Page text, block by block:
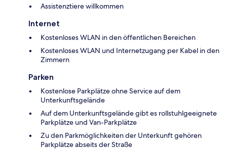
Assistenztiere willkommen
Internet
Kostenloses WLAN in den öffentlichen Bereichen
Kostenloses WLAN und Internetzugang per Kabel in den
Zimmern
Parken
Kostenlose Parkplätze ohne Service auf dem
Unterkunftsgelände
Auf dem Unterkunftsgelände gibt es rollstuhlgeeignete
Parkplätze und Van-Parkplätze
Zu den Parkmöglichkeiten der Unterkunft gehören
Parkplätze abseits der Straße